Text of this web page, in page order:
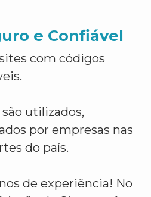
e Confiável
com códigos
utilizados,
por empresas nas
do país.
de experiência! No